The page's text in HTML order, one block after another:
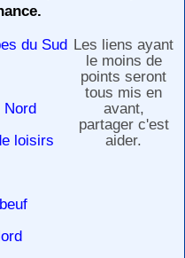
du Sud
Nord
loisirs
Les liens ayant
le moins de
points seront
tous mis en
avant,
partager c'est
aider.